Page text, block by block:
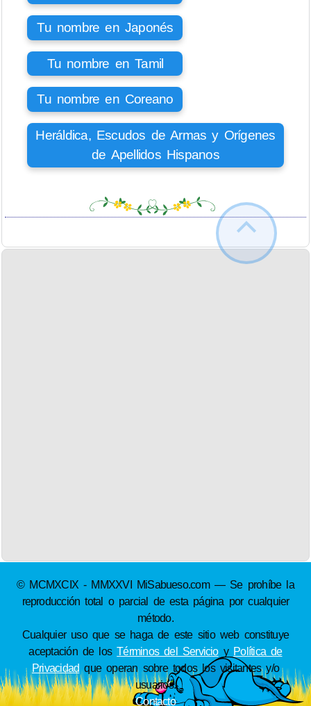
Tu nombre en Japonés
Tu nombre en Tamil
Tu nombre en Coreano
Heráldica, Escudos de Armas y Orígenes
de Apellidos Hispanos
© MCMXCIX - MMXXVI MiSabueso.com — Se prohíbe la
reproducción total o parcial de esta página por cualquier
método.
Cualquier uso que se haga de este sitio web constituye
aceptación de losTérminos del Servicioy Política de
Privacidad que operan sobre todos los visitantes y/o
usuarios.
Contacto